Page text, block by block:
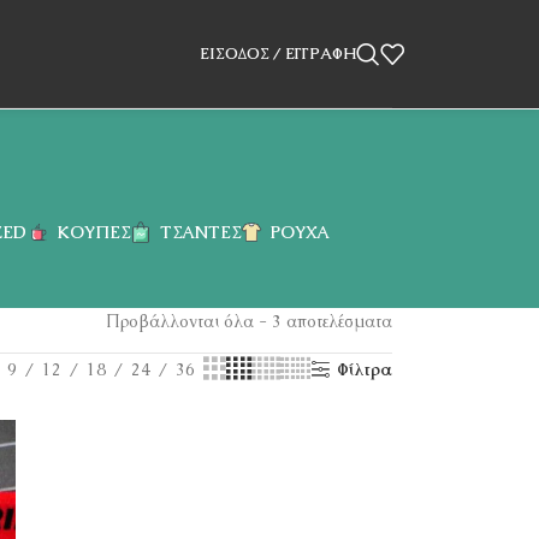
ΕΊΣΟΔΟΣ / ΕΓΓΡΑΦΉ
ΚΟΎΠΕΣ ΤΣΆΝΤΕΣ ΡΟΎΧΑ
Προβάλλονται όλα - 3 αποτελέσματα
9 12 18 24 36 Φίλτρα